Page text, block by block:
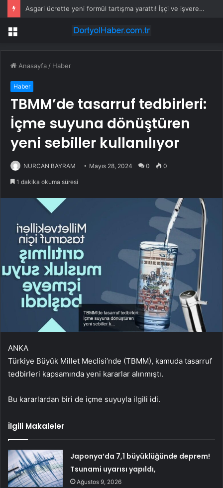
Asgari ücrette yeni formül tartışma yarattı! İşçi ve işveren karşı karşıya
Menü
Anasayfa / Haber
Haber
TBMM’de tasarruf tedbirleri:
İçme suyuna dönüştüren
yeni sebiller kullanılıyor
NURCAN BAYRAM Mayıs 28, 2024 0 0
1 dakika okuma süresi
ANKA
Türkiye Büyük Millet Meclisi’nde (TBMM), kamuda tasarruf
tedbirleri kapsamında yeni kararlar alınmıştı.
Bu kararlardan biri de içme suyuyla ilgili idi.
İlgili Makaleler
Japonya’da 7,1 büyüklüğünde deprem!
Tsunami uyarısı yapıldı,
Ağustos 9, 2026